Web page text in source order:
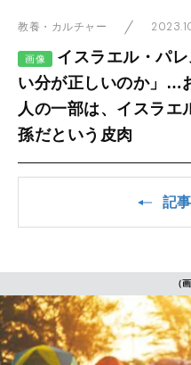
教養・カルチャー
画像
イスラエル・パ
い分が正しいのか」…
人の一部は、イスラエ
孫だという皮肉
記
（